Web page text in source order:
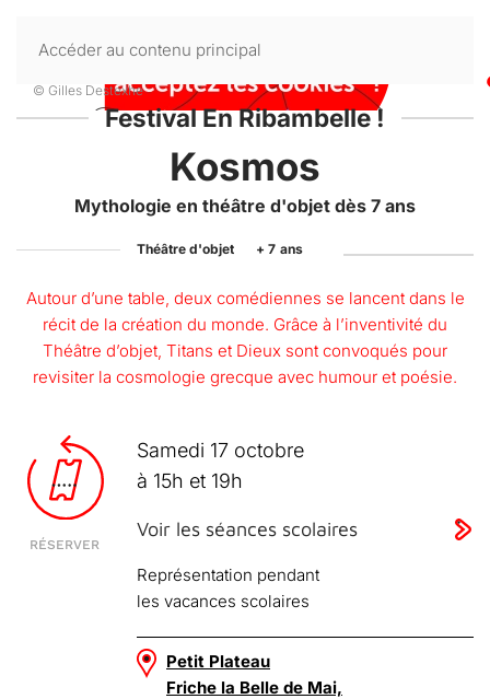
Accéder au contenu principal
© Gilles Destexhe-
Festival En Ribambelle !
Kosmos
Mythologie en théâtre d'objet dès 7 ans
Théâtre d'objet + 7 ans
Autour d’une table, deux comédiennes se lancent dans le
récit de la création du monde. Grâce à l’inventivité du
Théâtre d’objet, Titans et Dieux sont convoqués pour
revisiter la cosmologie grecque avec humour et poésie.
RÉSERVER
Samedi 17 octobre
à 15h et 19h
Voir les séances scolaires
Représentation pendant
les vacances scolaires
Petit Plateau
Friche la Belle de Mai,